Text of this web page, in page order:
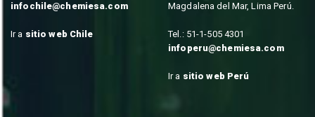
infochile@chemiesa.com
Ir a sitio web Chile
Magdalena del Mar, Lima Perú.
Tel.: 51-1-505 4301
infoperu@chemiesa.com
Ir a sitio web Perú